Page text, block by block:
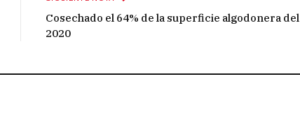
Cosechado el 64% de la superficie algodonera del
2020